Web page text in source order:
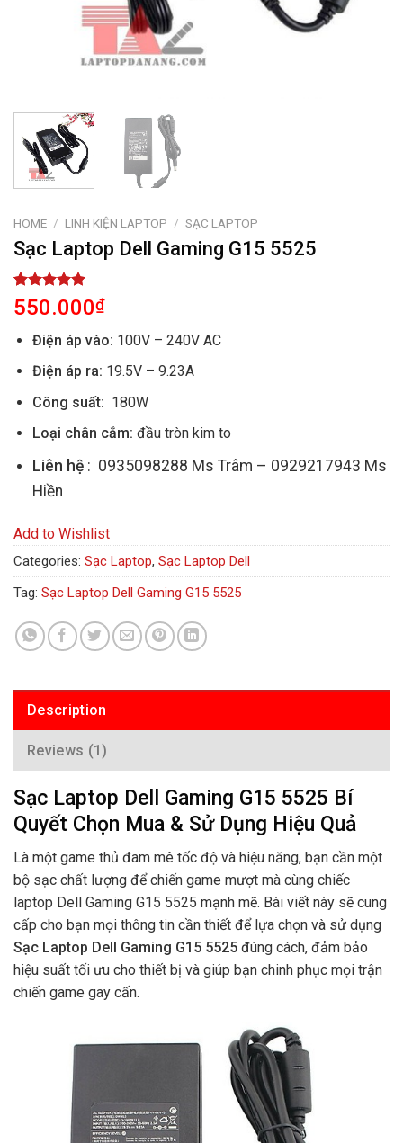
HOME / LINH KIỆN LAPTOP / SẠC LAPTOP
Sạc Laptop Dell Gaming G15 5525
Rated
5.00
out of 5
1
customer
550.000₫
Điện áp vào: 100V – 240V AC
Điện áp ra: 19.5V – 9.23A
Công suất: 180W
Loại chân cắm: đầu tròn kim to
Liên hệ: 0935098288 Ms Trâm – 0929217943 Ms
Hiền
Add to Wishlist
Categories: Sạc Laptop, Sạc Laptop Dell
Tag: Sạc Laptop Dell Gaming G15 5525
Description
Reviews (1)
Sạc Laptop Dell Gaming G15 5525 Bí
Quyết Chọn Mua & Sử Dụng Hiệu Quả
Là một game thủ đam mê tốc độ và hiệu năng, bạn cần một
bộ sạc chất lượng để chiến game mượt mà cùng chiếc
laptop Dell Gaming G15 5525 mạnh mẽ. Bài viết này sẽ cung
cấp cho bạn mọi thông tin cần thiết để lựa chọn và sử dụng
Sạc Laptop Dell Gaming G15 5525 đúng cách, đảm bảo
hiệu suất tối ưu cho thiết bị và giúp bạn chinh phục mọi trận
chiến game gay cấn.